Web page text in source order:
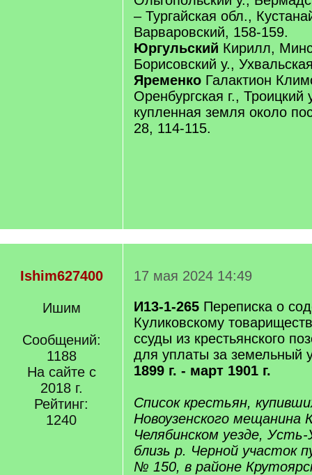
– Тургайская обл.,
Варваровский, 158-159.
Юргульский Кирилл,
Борисовский у.,
Яременко Галактион
Оренбургская г.,
купленная земля около
28, 114-115.
Ishim627400
Ишим
Сообщений:
1188
На сайте с
2018 г.
Рейтинг:
1240
17 мая 2024 14:49
И13-1-265 Переписка о
Куликовскому
ссуды из крестьянского
для уплаты за земельный
1899 г. - март 1901 г.
Список крестьян,
Новоузенского мещанина
Челябинском уезде,
близь р. Черной участок
№ 150, в районе